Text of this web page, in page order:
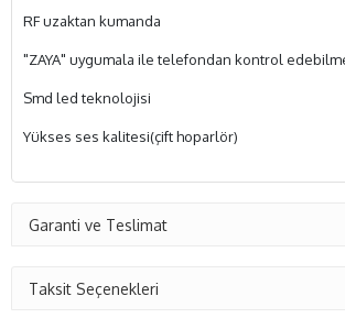
RF uzaktan kumanda
"ZAYA" uygumala ile telefondan kontrol
Smd led teknolojisi
Yükses ses kalitesi(çift hoparlör)
Garanti ve Teslimat
Taksit Seçenekleri